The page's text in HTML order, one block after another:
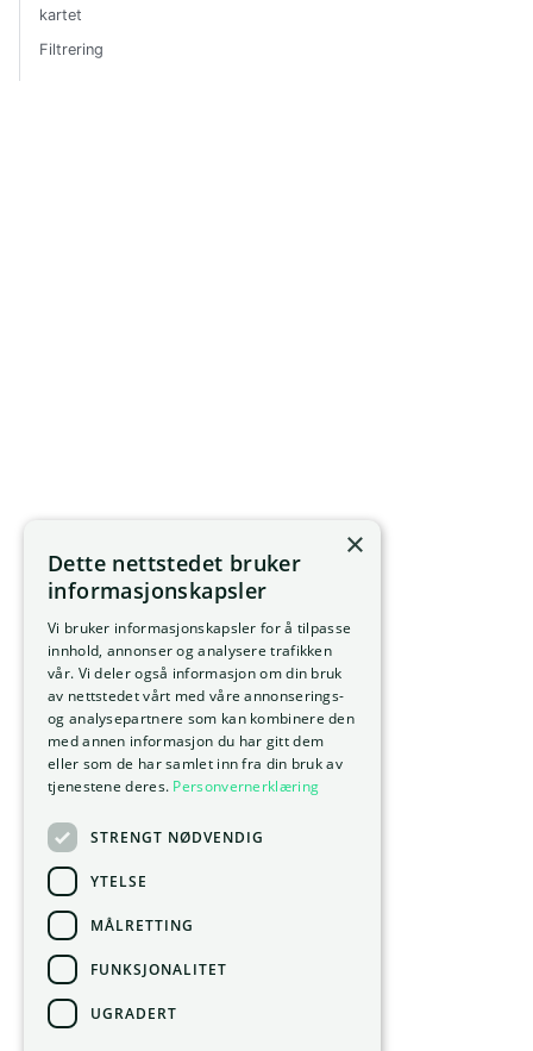
kartet
Filtrering
×
Dette nettstedet bruker
informasjonskapsler
Vi bruker informasjonskapsler for å tilpasse
innhold, annonser og analysere trafikken
vår. Vi deler også informasjon om din bruk
av nettstedet vårt med våre annonserings-
og analysepartnere som kan kombinere den
med annen informasjon du har gitt dem
eller som de har samlet inn fra din bruk av
tjenestene deres. Personvernerklæring
STRENGT NØDVENDIG
YTELSE
MÅLRETTING
FUNKSJONALITET
UGRADERT